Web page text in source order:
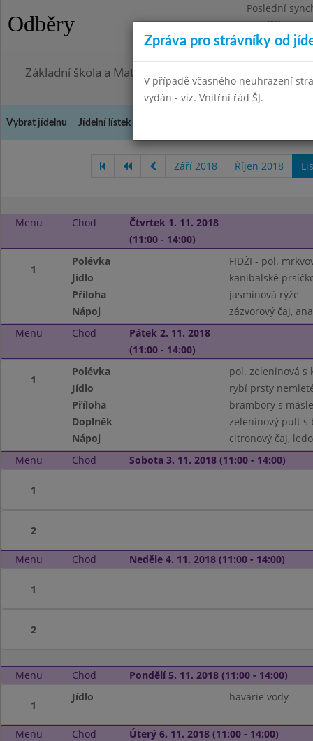
Odběry
Poslední
Pondělí
Omezení
Základní škola a Mateřská škola, Praha 4, Ohradní 49
Vybrat jídelnu Jídelní lístek
Září 2018 Říjen 2018
Menu Chod
Čtvrtek 1. 11. 2018
(11:00 - 14:00)
1
Polévka
FIDŽI - pol.
Jídlo
kanibalské
Příloha
jasmínová rýže
Nápoj
zázvorový čaj,
Menu
Chod
Pátek 2. 11. 2018
(11:00 - 14:00)
1
Polévka
pol. zeleninová s
Jídlo
rybí prsty
Příloha
brambory s
Doplněk
zeleninový pult s
Nápoj
citronový čaj,
Menu
Chod Sobota 3. 11. 2018 (11:00 - 14:00)
1
2
Menu Chod Neděle 4. 11. 2018 (11:00 - 14:00)
1
2
Menu Chod Pondělí 5. 11. 2018 (11:00 - 14:00)
1
Jídlo havárie vody
Menu Chod Úterý 6. 11. 2018 (11:00 - 14:00)
Zpráva pro strávníky od
V případě včasného neuhrazení
vydán - viz. Vnitřní řád ŠJ.